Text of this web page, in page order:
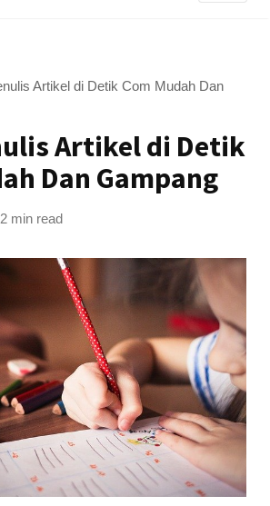
Artikel di Detik Com Mudah Dan
Artikel di Detik
Dan Gampang
2 min read